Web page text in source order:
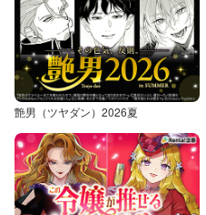
艶男（ツヤダン）2026夏